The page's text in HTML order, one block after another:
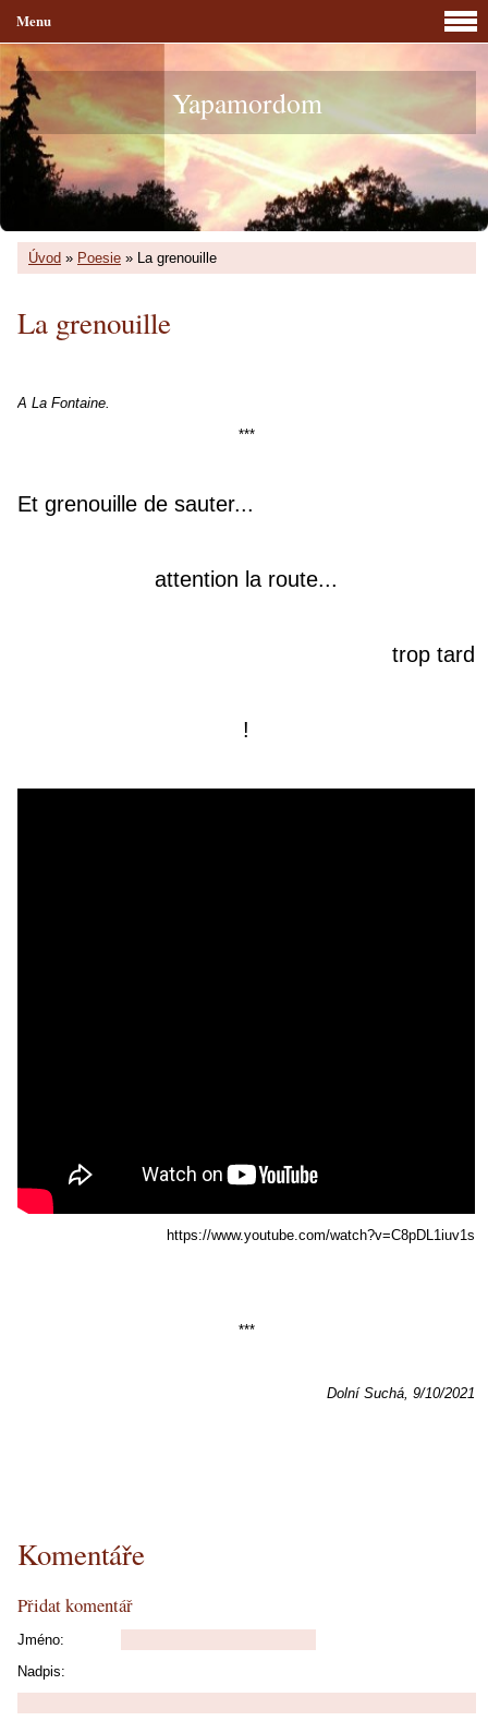
Yapamordom
Úvod » Poesie » La grenouille
La grenouille
A La Fontaine.
***
Et grenouille de sauter...
attention la route...
trop tard
!
https://www.youtube.com/watch?v=C8pDL1iuv1s
***
Dolní Suchá, 9/10/2021
Komentáře
Přidat komentář
Jméno:
Nadpis:
Menu